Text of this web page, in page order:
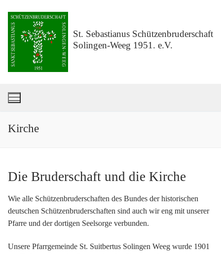
Inhalt
springen
St. Sebastianus Schützenbruderschaft
Solingen-Weeg 1951. e.V.
Kirche
Die Bruderschaft und die Kirche
Wie alle Schützenbruderschaften des Bundes der historischen
deutschen Schützenbruderschaften sind auch wir eng mit unserer
Pfarre und der dortigen Seelsorge verbunden.
Unsere Pfarrgemeinde St. Suitbertus Solingen Weeg wurde 1901